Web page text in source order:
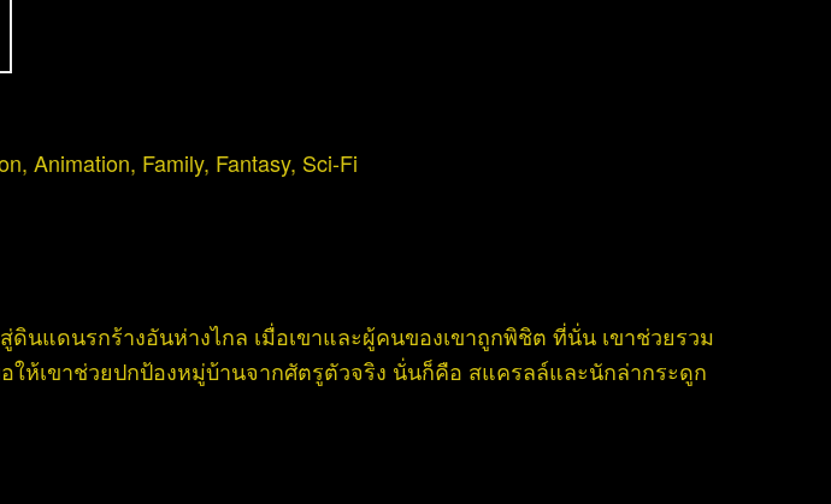
, Animation, Family, Fantasy, Sci-Fi
นแดนรกร้างอันห่างไกล เมื่อเขาและผู้คนของเขาถูกพิชิต ที่นั่น เขาช่วยรวม
ให้เขาช่วยปกป้องหมู่บ้านจากศัตรูตัวจริง นั่นก็คือ สแครลล์และนักล่ากระดูก